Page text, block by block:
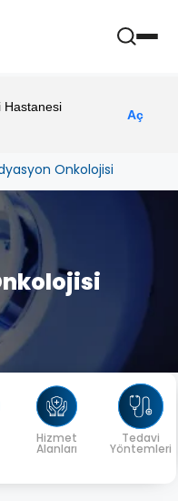
Hastanesi
Aç
Onkolojisi
Hizmet
Alanları
Tedavi
Yöntemleri